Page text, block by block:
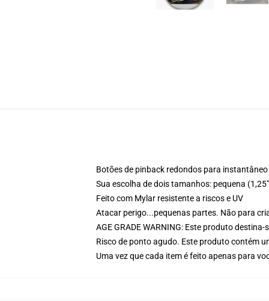
Botões de pinback redondos para
Sua escolha de dois tamanhos: pequena
Feito com Mylar resistente a riscos e UV
Atacar perigo...pequenas partes. Não para
AGE GRADE WARNING: Este produto destina-
Risco de ponto agudo. Este produto contém
Uma vez que cada item é feito apenas para